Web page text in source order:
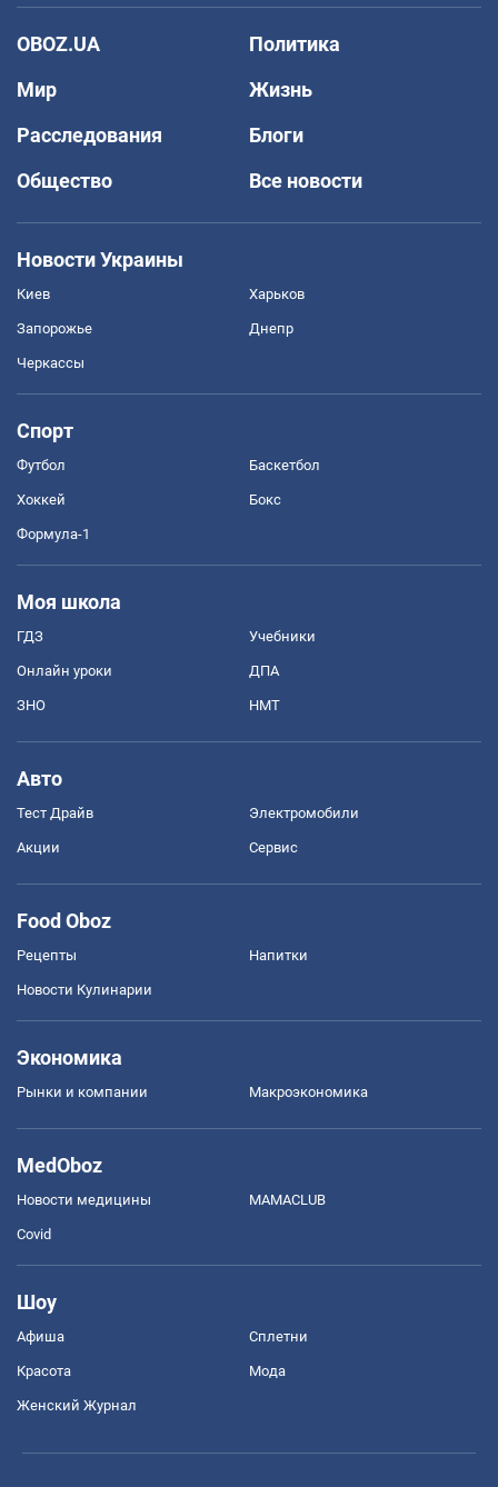
OBOZ.UA
Политика
Мир
Жизнь
Расследования
Блоги
Общество
Все новости
Новости Украины
Киев Харьков
Запорожье Днепр
Черкассы
Спорт
Футбол Баскетбол
Хоккей Бокс
Формула-1
Моя школа
ГДЗ Учебники
Онлайн уроки ДПА
ЗНО НМТ
Авто
Тест Драйв Электромобили
Акции Сервис
Food Oboz
Рецепты Напитки
Новости Кулинарии
Экономика
Рынки и компании Mакроэкономика
MedOboz
Новости медицины MAMACLUB
Covid
Шоу
Афиша Сплетни
Красота Мода
Женский Журнал